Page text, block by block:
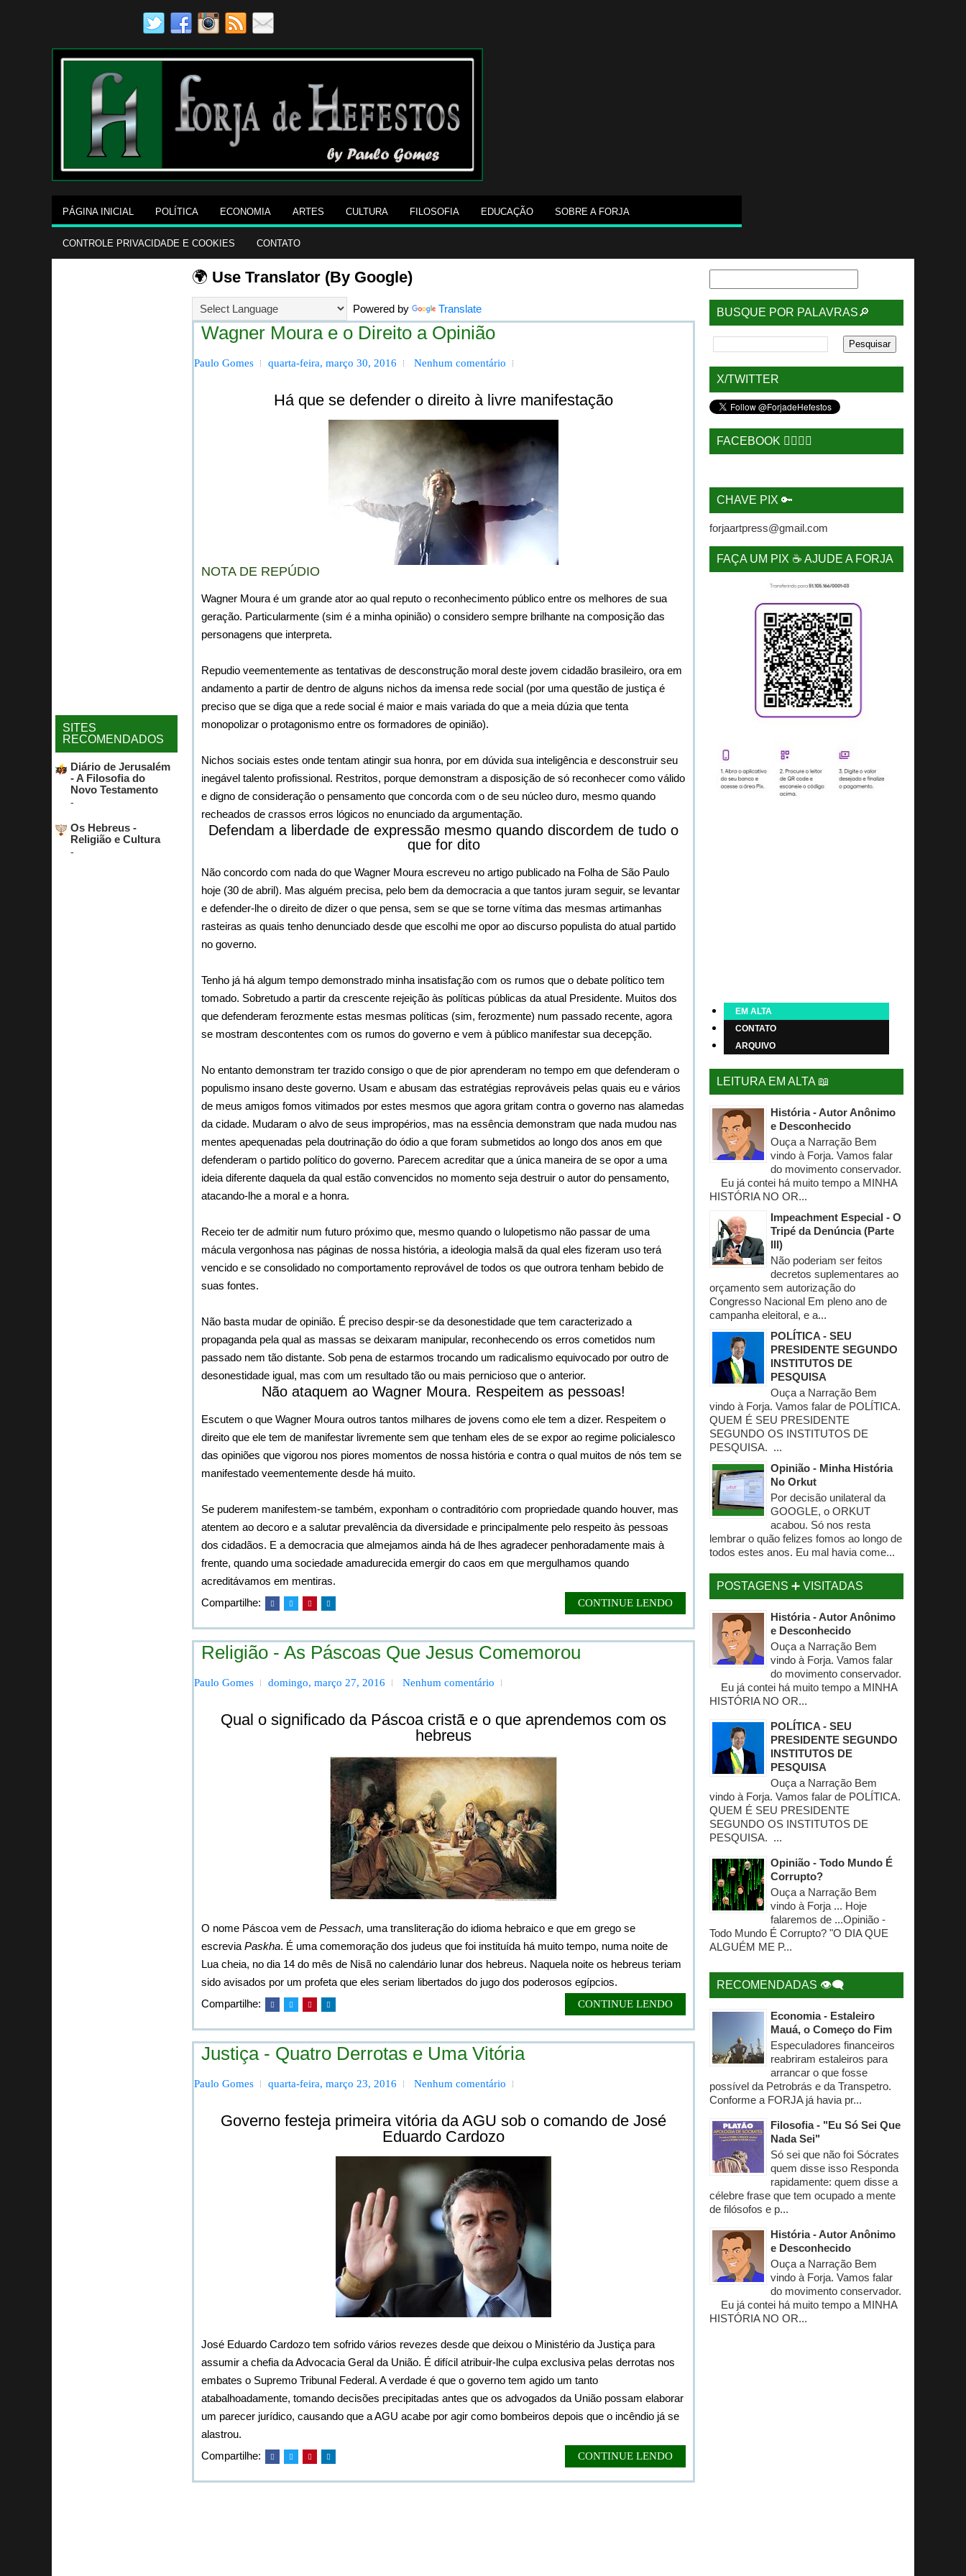
PÁGINA INICIAL POLÍTICA ECONOMIA ARTES CULTURA FILOSOFIA EDUCAÇÃO SOBRE A FORJA
CONTROLE PRIVACIDADE E COOKIES CONTATO
🌍 Use Translator (By Google)
Powered by Translate
Wagner Moura e o Direito a Opinião
Paulo Gomes quarta-feira, março 30, 2016 Nenhum comentário
Há que se defender o direito à livre manifestação
NOTA DE REPÚDIO
Wagner Moura é um grande ator ao qual reputo o reconhecimento público entre os melhores de sua
geração. Particularmente (sim é a minha opinião) o considero sempre brilhante na composição das
personagens que interpreta.
Repudio veementemente as tentativas de desconstrução moral deste jovem cidadão brasileiro, ora em
andamento a partir de dentro de alguns nichos da imensa rede social (por uma questão de justiça é
preciso que se diga que a rede social é maior e mais variada do que a meia dúzia que tenta
monopolizar o protagonismo entre os formadores de opinião).
Nichos sociais estes onde tentam atingir sua honra, por em dúvida sua inteligência e desconstruir seu
inegável talento profissional. Restritos, porque demonstram a disposição de só reconhecer como válido
e digno de consideração o pensamento que concorda com o de seu núcleo duro, mesmo quando
recheados de crassos erros lógicos no enunciado da argumentação.
Defendam a liberdade de expressão mesmo quando discordem de tudo o
que for dito
Não concordo com nada do que Wagner Moura escreveu no artigo publicado na Folha de São Paulo
hoje (30 de abril). Mas alguém precisa, pelo bem da democracia a que tantos juram seguir, se levantar
e defender-lhe o direito de dizer o que pensa, sem se que se torne vítima das mesmas artimanhas
rasteiras as quais tenho denunciado desde que escolhi me opor ao discurso populista do atual partido
no governo.
Tenho já há algum tempo demonstrado minha insatisfação com os rumos que o debate político tem
tomado. Sobretudo a partir da crescente rejeição às políticas públicas da atual Presidente. Muitos dos
que defenderam ferozmente estas mesmas políticas (sim, ferozmente) num passado recente, agora
se mostram descontentes com os rumos do governo e vem à público manifestar sua decepção.
No entanto demonstram ter trazido consigo o que de pior aprenderam no tempo em que defenderam o
populismo insano deste governo. Usam e abusam das estratégias reprováveis pelas quais eu e vários
de meus amigos fomos vitimados por estes mesmos que agora gritam contra o governo nas alamedas
da cidade. Mudaram o alvo de seus impropérios, mas na essência demonstram que nada mudou nas
mentes apequenadas pela doutrinação do ódio a que foram submetidos ao longo dos anos em que
defenderam o partido político do governo. Parecem acreditar que a única maneira de se opor a uma
ideia diferente daquela da qual estão convencidos no momento seja destruir o autor do pensamento,
atacando-lhe a moral e a honra.
Receio ter de admitir num futuro próximo que, mesmo quando o lulopetismo não passar de uma
mácula vergonhosa nas páginas de nossa história, a ideologia malsã da qual eles fizeram uso terá
vencido e se consolidado no comportamento reprovável de todos os que outrora tenham bebido de
suas fontes.
Não basta mudar de opinião. É preciso despir-se da desonestidade que tem caracterizado a
propaganda pela qual as massas se deixaram manipular, reconhecendo os erros cometidos num
passado nem tão distante. Sob pena de estarmos trocando um radicalismo equivocado por outro de
desonestidade igual, mas com um resultado tão ou mais pernicioso que o anterior.
Não ataquem ao Wagner Moura. Respeitem as pessoas!
Escutem o que Wagner Moura outros tantos milhares de jovens como ele tem a dizer. Respeitem o
direito que ele tem de manifestar livremente sem que tenham eles de se expor ao regime policialesco
das opiniões que vigorou nos piores momentos de nossa história e contra o qual muitos de nós tem se
manifestado veementemente desde há muito.
Se puderem manifestem-se também, exponham o contraditório com propriedade quando houver, mas
atentem ao decoro e a salutar prevalência da diversidade e principalmente pelo respeito às pessoas
dos cidadãos. E a democracia que almejamos ainda há de lhes agradecer penhoradamente mais à
frente, quando uma sociedade amadurecida emergir do caos em que mergulhamos quando
acreditávamos em mentiras.
Compartilhe:
CONTINUE LENDO
Religião - As Páscoas Que Jesus Comemorou
Paulo Gomes domingo, março 27, 2016 Nenhum comentário
Qual o significado da Páscoa cristã e o que aprendemos com os
hebreus
O nome Páscoa vem de Pessach, uma transliteração do idioma hebraico e que em grego se
escrevia Paskha. É uma comemoração dos judeus que foi instituída há muito tempo, numa noite de
Lua cheia, no dia 14 do mês de Nisã no calendário lunar dos hebreus. Naquela noite os hebreus teriam
sido avisados por um profeta que eles seriam libertados do jugo dos poderosos egípcios.
Compartilhe:
CONTINUE LENDO
Justiça - Quatro Derrotas e Uma Vitória
Paulo Gomes quarta-feira, março 23, 2016 Nenhum comentário
Governo festeja primeira vitória da AGU sob o comando de José
Eduardo Cardozo
José Eduardo Cardozo tem sofrido vários revezes desde que deixou o Ministério da Justiça para
assumir a chefia da Advocacia Geral da União. É difícil atribuir-lhe culpa exclusiva pelas derrotas nos
embates o Supremo Tribunal Federal. A verdade é que o governo tem agido um tanto
atabalhoadamente, tomando decisões precipitadas antes que os advogados da União possam elaborar
um parecer jurídico, causando que a AGU acabe por agir como bombeiros depois que o incêndio já se
alastrou.
Compartilhe:
CONTINUE LENDO
SITES
RECOMENDADOS
Diário de Jerusalém
- A Filosofia do
Novo Testamento
-
Os Hebreus -
Religião e Cultura
-
BUSQUE POR PALAVRAS🔎
X/TWITTER
FACEBOOK 🙋‍♂️🙋‍♀️
CHAVE PIX 🔑
forjaartpress@gmail.com
FAÇA UM PIX ☕ AJUDE A FORJA
EM ALTA
CONTATO
ARQUIVO
LEITURA EM ALTA 📖
História - Autor Anônimo
e Desconhecido
Ouça a Narração Bem
vindo à Forja. Vamos falar
do movimento conservador.
Eu já contei há muito tempo a MINHA
HISTÓRIA NO OR...
Impeachment Especial - O
Tripé da Denúncia (Parte
III)
Não poderiam ser feitos
decretos suplementares ao
orçamento sem autorização do
Congresso Nacional Em pleno ano de
campanha eleitoral, e a...
POLÍTICA - SEU
PRESIDENTE SEGUNDO
INSTITUTOS DE
PESQUISA
Ouça a Narração Bem
vindo à Forja. Vamos falar de POLÍTICA.
QUEM É SEU PRESIDENTE
SEGUNDO OS INSTITUTOS DE
PESQUISA. ...
Opinião - Minha História
No Orkut
Por decisão unilateral da
GOOGLE, o ORKUT
acabou. Só nos resta
lembrar o quão felizes fomos ao longo de
todos estes anos. Eu mal havia come...
POSTAGENS ➕ VISITADAS
História - Autor Anônimo
e Desconhecido
Ouça a Narração Bem
vindo à Forja. Vamos falar
do movimento conservador.
Eu já contei há muito tempo a MINHA
HISTÓRIA NO OR...
POLÍTICA - SEU
PRESIDENTE SEGUNDO
INSTITUTOS DE
PESQUISA
Ouça a Narração Bem
vindo à Forja. Vamos falar de POLÍTICA.
QUEM É SEU PRESIDENTE
SEGUNDO OS INSTITUTOS DE
PESQUISA. ...
Opinião - Todo Mundo É
Corrupto?
Ouça a Narração Bem
vindo à Forja ... Hoje
falaremos de ...Opinião -
Todo Mundo É Corrupto? "O DIA QUE
ALGUÉM ME P...
RECOMENDADAS 👁‍🗨
Economia - Estaleiro
Mauá, o Começo do Fim
Especuladores financeiros
reabriram estaleiros para
arrancar o que fosse
possível da Petrobrás e da Transpetro.
Conforme a FORJA já havia pr...
Filosofia - "Eu Só Sei Que
Nada Sei"
Só sei que não foi Sócrates
quem disse isso Responda
rapidamente: quem disse a
célebre frase que tem ocupado a mente
de filósofos e p...
História - Autor Anônimo
e Desconhecido
Ouça a Narração Bem
vindo à Forja. Vamos falar
do movimento conservador.
Eu já contei há muito tempo a MINHA
HISTÓRIA NO OR...